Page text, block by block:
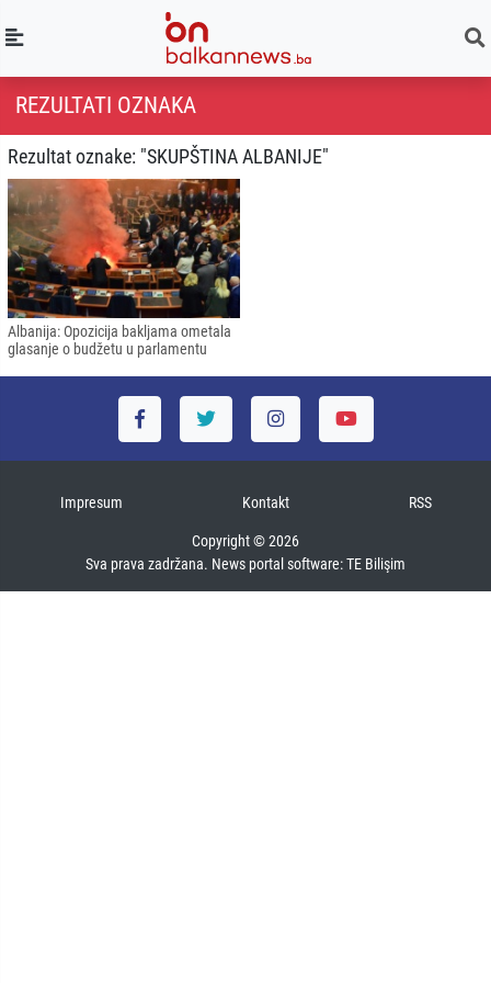
REZULTATI OZNAKA
Rezultat oznake: "SKUPŠTINA ALBANIJE"
Albanija: Opozicija bakljama ometala
glasanje o budžetu u parlamentu
Impresum Kontakt RSS
Copyright © 2026
Sva prava zadržana. News portal software:TE Bilişim